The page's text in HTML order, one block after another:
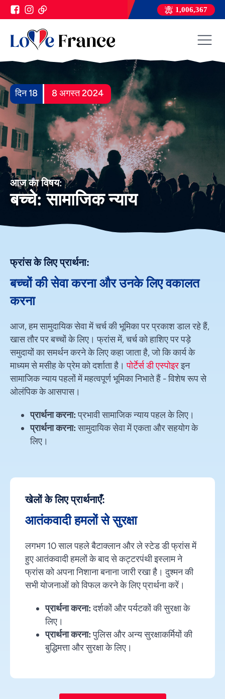
1,006,367
दिन 18 8 अगस्त 2024
आज का विषय:
बच्चे: सामाजिक न्याय
फ्रांस के लिए प्रार्थना:
बच्चों की सेवा करना और उनके लिए वकालत
करना
आज, हम सामुदायिक सेवा में चर्च की भूमिका पर प्रकाश डाल रहे हैं,
खास तौर पर बच्चों के लिए। फ्रांस में, चर्च को हाशिए पर पड़े
समुदायों का समर्थन करने के लिए कहा जाता है, जो कि कार्य के
माध्यम से मसीह के प्रेम को दर्शाता है।पोर्टेर्स डी एस्पोइरइन
सामाजिक न्याय पहलों में महत्वपूर्ण भूमिका निभाते हैं - विशेष रूप से
ओलंपिक के आसपास।
प्रार्थना करना:प्रभावी सामाजिक न्याय पहल के लिए।
प्रार्थना करना:सामुदायिक सेवा में एकता और सहयोग के
लिए।
खेलों के लिए प्रार्थनाएँ:
आतंकवादी हमलों से सुरक्षा
लगभग 10 साल पहले बैटाक्लान और ले स्टेड डी फ्रांस में
हुए आतंकवादी हमलों के बाद से कट्टरपंथी इस्लाम ने
फ्रांस को अपना निशाना बनाना जारी रखा है। दुश्मन की
सभी योजनाओं को विफल करने के लिए प्रार्थना करें।
प्रार्थना करना:दर्शकों और पर्यटकों की सुरक्षा के
लिए।
प्रार्थना करना:पुलिस और अन्य सुरक्षाकर्मियों की
बुद्धिमत्ता और सुरक्षा के लिए।